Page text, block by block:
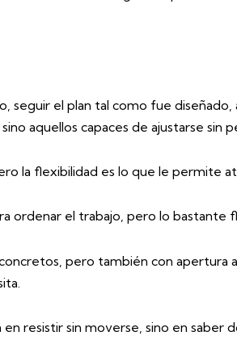
el plan tal como fue
aquellos capaces de ajustarse sin
la flexibilidad es lo que le permite
ordenar el trabajo, pero lo bastante
pero también con apertura
resistir sin moverse, sino en saber